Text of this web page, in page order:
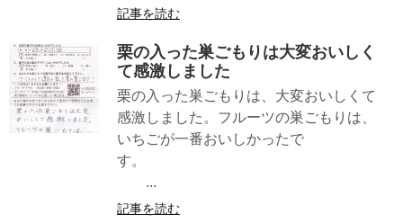
記事を読む
栗の入った巣ごもりは大変おいしく
て感激しました
栗の入った巣ごもりは、大変おいしくて
感激しました。フルーツの巣ごもりは、
いちごが一番おいしかったで
す。
...
記事を読む